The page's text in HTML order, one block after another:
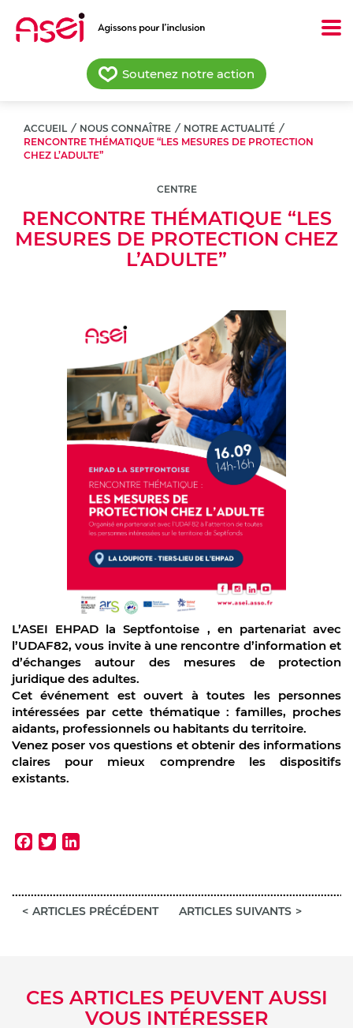
contenu
Soutenez notre action
ACCUEIL / NOUS CONNAÎTRE / NOTRE ACTUALITÉ /
RENCONTRE THÉMATIQUE “LES MESURES DE PROTECTION
CHEZ L’ADULTE”
CENTRE
RENCONTRE THÉMATIQUE “LES
MESURES DE PROTECTION CHEZ
L’ADULTE”
L’ASEI EHPAD la Septfontoise , en partenariat avec
l’UDAF82, vous invite à une rencontre d’information et
d’échanges autour des mesures de protection
juridique des adultes.
Cet événement est ouvert à toutes les personnes
intéressées par cette thématique : familles, proches
aidants, professionnels ou habitants du territoire.
Venez poser vos questions et obtenir des informations
claires pour mieux comprendre les dispositifs
existants.
Facebook
Twitter
ARTICLES PRÉCÉDENT ARTICLES SUIVANTS
CES ARTICLES PEUVENT AUSSI
VOUS INTÉRESSER